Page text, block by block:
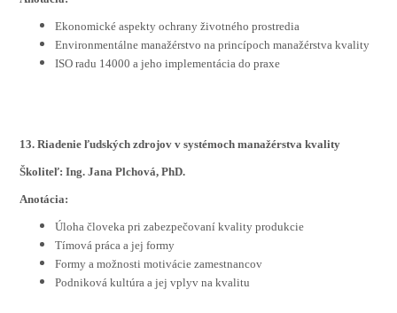
Ekonomické aspekty ochrany životného prostredia
Environmentálne manažérstvo na princípoch manažérstva kvality
ISO radu 14000 a jeho implementácia do praxe
13. Riadenie ľudských zdrojov v systémoch manažérstva kvality
Školiteľ: Ing. Jana Plchová, PhD.
Anotácia:
Úloha človeka pri zabezpečovaní kvality produkcie
Tímová práca a jej formy
Formy a možnosti motivácie zamestnancov
Podniková kultúra a jej vplyv na kvalitu